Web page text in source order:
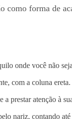
como forma de
onde você não
com a coluna ereta.
a prestar atenção à
nariz, contando